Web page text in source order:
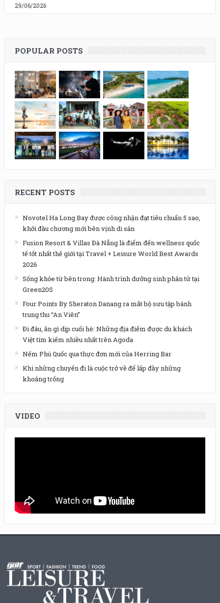
29/06/2026
POPULAR POSTS
RECENT POSTS
Novotel Ha Long Bay được công nhận đạt tiêu chuẩn 5 sao,
khởi đầu chương mới bên vịnh di sản
Fusion Resort & Villas Đà Nẵng là điểm đến wellness quốc
tế tốt nhất thế giới tại Travel + Leisure World Best Awards
2026
Sống khỏe từ bên trong: Hành trình dưỡng sinh phân tử tại
Green20S
Four Points By Sheraton Danang ra mắt bộ sưu tập bánh
trung thu “An Viên”
Đi đâu, ăn gì dịp cuối hè: Những địa điểm được du khách
Việt tìm kiếm nhiều nhất trên Agoda
Nếm Phú Quốc qua thực đơn mới của Herring Bar
Khi những chuyến đi là cuộc trở về để lấp đầy những
khoảng trống
VIDEO